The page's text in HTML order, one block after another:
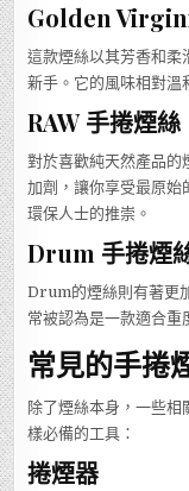
Golden
這款煙絲以其芳香和柔
新手。它的風味相對溫
RAW 手捲煙絲
對於喜歡純天然產品的
加劑，讓你享受最原始
環保人士的推崇。
Drum 手捲煙
Drum的煙絲則有著更
常被認為是一款適合重
常見的手捲
除了煙絲本身，一些
樣必備的工具：
捲煙器